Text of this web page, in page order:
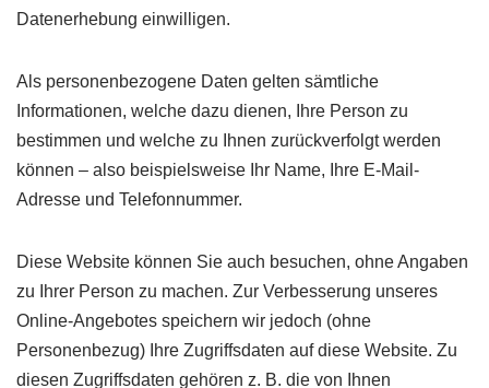
Datenerhebung einwilligen.
Als personenbezogene Daten gelten sämtliche
Informationen, welche dazu dienen, Ihre Person zu
bestimmen und welche zu Ihnen zurückverfolgt werden
können – also beispielsweise Ihr Name, Ihre E-Mail-
Adresse und Telefonnummer.
Diese Website können Sie auch besuchen, ohne Angaben
zu Ihrer Person zu machen. Zur Verbesserung unseres
Online-Angebotes speichern wir jedoch (ohne
Personenbezug) Ihre Zugriffsdaten auf diese Website. Zu
diesen Zugriffsdaten gehören z. B. die von Ihnen